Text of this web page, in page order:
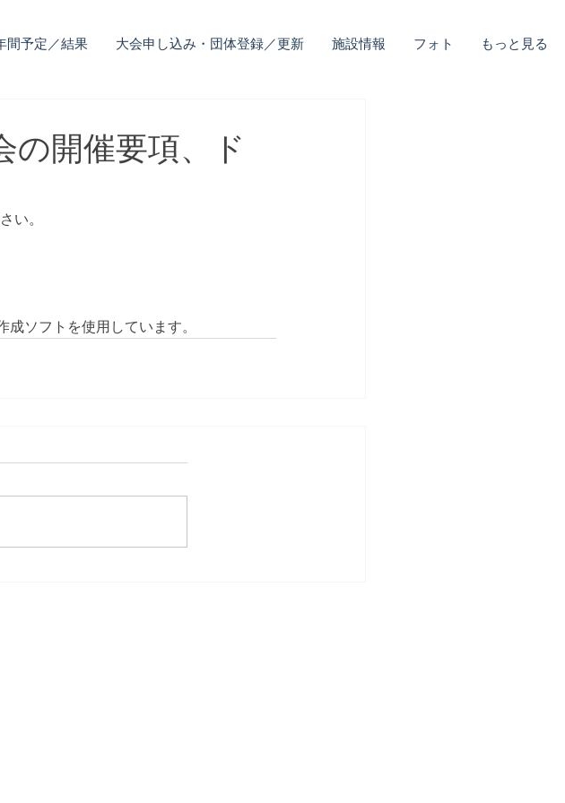
間予定／結果 大会申し込み・団体登録／更新 施設情報 フォト もっと見る
の開催要項、ド
い。
ソフトを使用しています。